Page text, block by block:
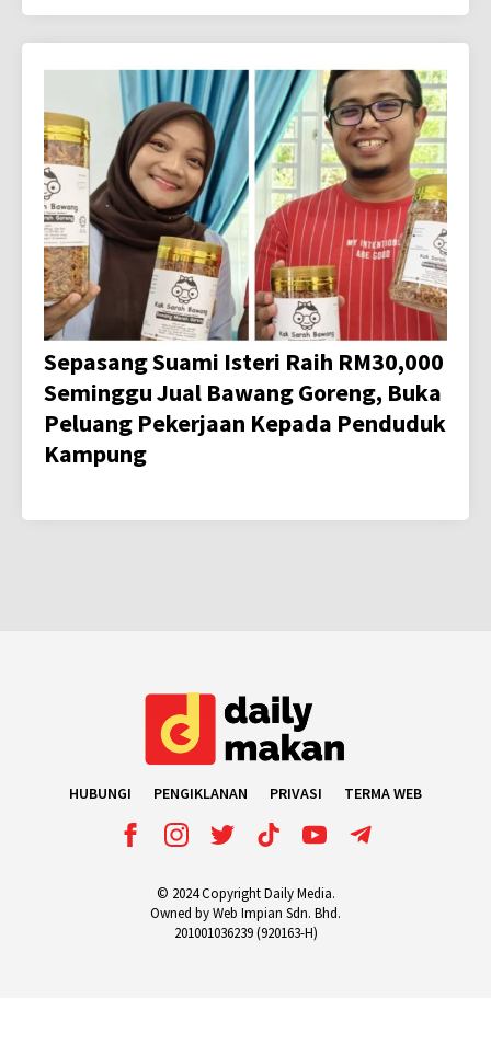
Sepasang Suami Isteri Raih RM30,000
Seminggu Jual Bawang Goreng, Buka
Peluang Pekerjaan Kepada Penduduk
Kampung
HUBUNGI PENGIKLANAN PRIVASI TERMA WEB
© 2024 Copyright Daily Media.
Owned by Web Impian Sdn. Bhd.
201001036239 (920163-H)